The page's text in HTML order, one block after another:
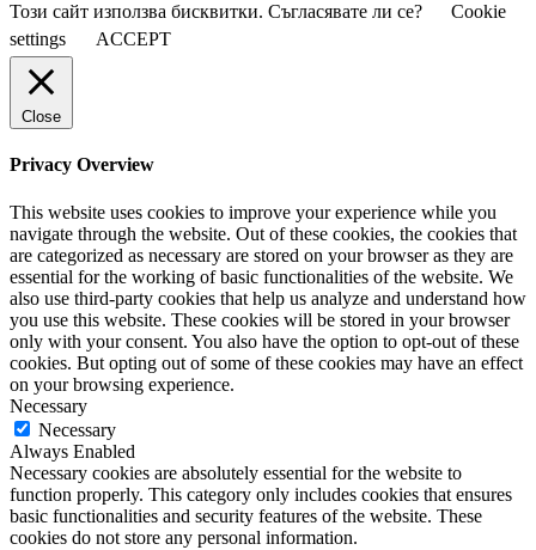
Този сайт използва бисквитки. Съгласявате ли се?
Cookie
settings
ACCEPT
Close
Privacy Overview
This website uses cookies to improve your experience while you
navigate through the website. Out of these cookies, the cookies that
are categorized as necessary are stored on your browser as they are
essential for the working of basic functionalities of the website. We
also use third-party cookies that help us analyze and understand how
you use this website. These cookies will be stored in your browser
only with your consent. You also have the option to opt-out of these
cookies. But opting out of some of these cookies may have an effect
on your browsing experience.
Necessary
Necessary
Always Enabled
Necessary cookies are absolutely essential for the website to
function properly. This category only includes cookies that ensures
basic functionalities and security features of the website. These
cookies do not store any personal information.